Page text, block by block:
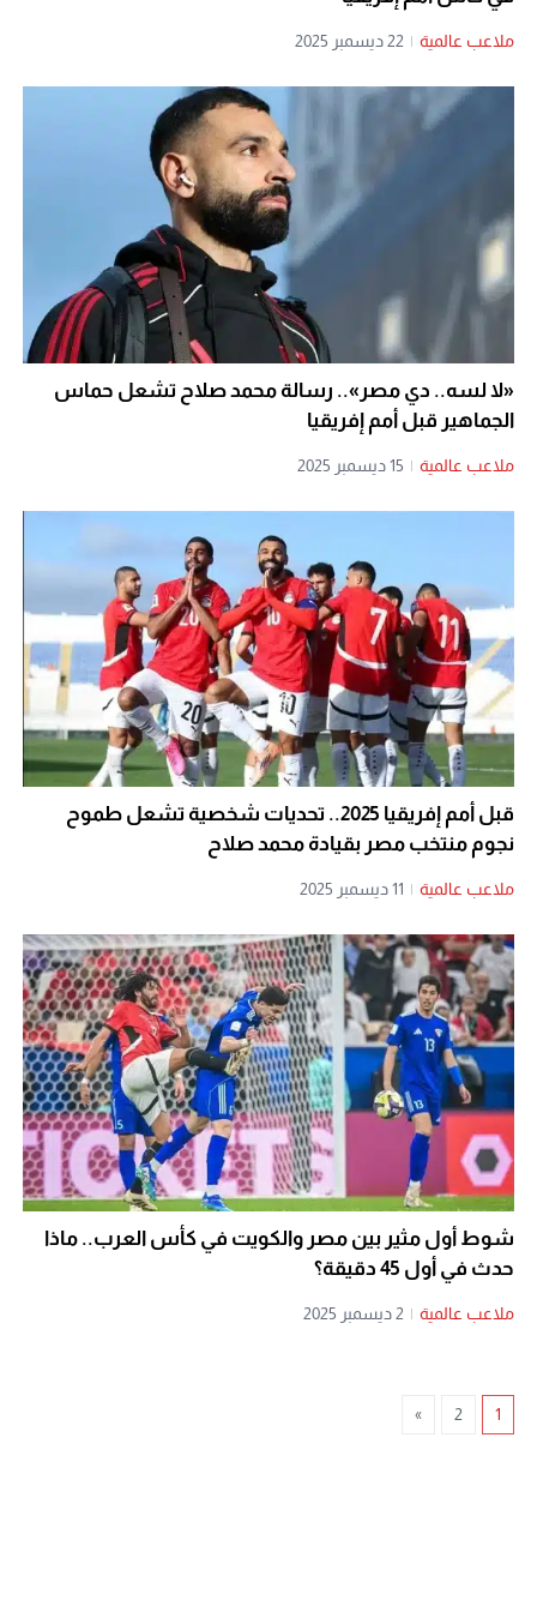
ملاعب عالمية | 22 ديسمبر 2025
«لا لسه.. دي مصر».. رسالة محمد صلاح تشعل حماس
الجماهير قبل أمم إفريقيا
ملاعب عالمية | 15 ديسمبر 2025
قبل أمم إفريقيا 2025.. تحديات شخصية تشعل طموح
نجوم منتخب مصر بقيادة محمد صلاح
ملاعب عالمية | 11 ديسمبر 2025
شوط أول مثير بين مصر والكويت في كأس العرب.. ماذا
حدث في أول 45 دقيقة؟
ملاعب عالمية | 2 ديسمبر 2025
1
2
»